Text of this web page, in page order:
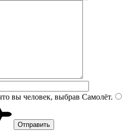
вы человек, выбрав Самолёт.